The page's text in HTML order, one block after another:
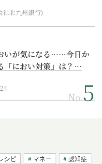
社北九州銀行)
いが気になる……今日か
「におい対策」は？…
No.
シピ マネー
認知症